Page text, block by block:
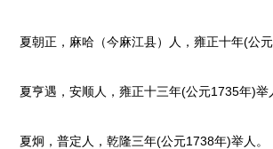
夏朝正，麻哈（今麻江县）人，雍正十年(公元
夏亨遇，安顺人，雍正十三年(公元1735年)举
夏炯，普定人，乾隆三年(公元1738年)举人。